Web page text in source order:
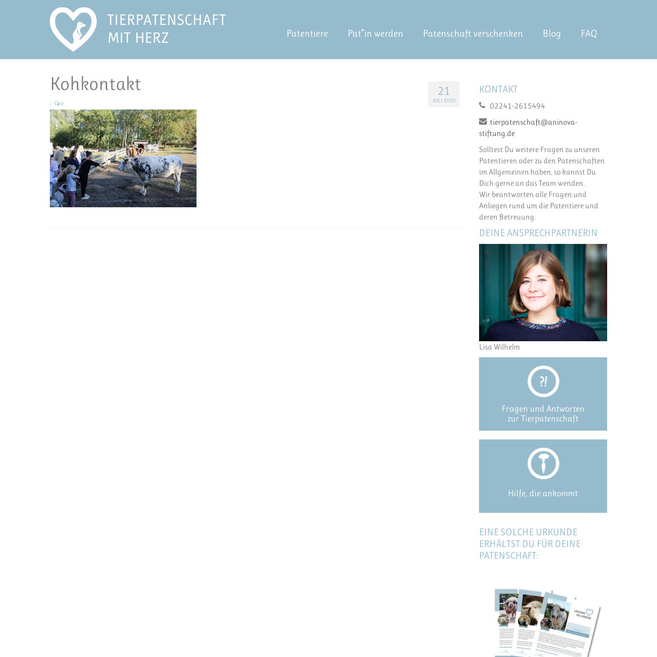
Patentiere Pat*in werden Patenschaft verschenken Blog FAQ
21
JULI 2020
Kohkontakt
0
KONTAKT
02241-2615494
tierpatenschaft@aninova-
stiftung.de
Solltest Du weitere Fragen zu unseren
Patentieren oder zu den Patenschaften
im Allgemeinen haben, so kannst Du
Dich gerne an das Team wenden.
Wir beantworten alle Fragen und
Anliegen rund um die Patentiere und
deren Betreuung.
DEINE ANSPRECHPARTNERIN
Lisa Wilhelm
Fragen und Antworten
zur Tierpatenschaft
Hilfe, die ankommt
EINE SOLCHE URKUNDE
ERHÄLTST DU FÜR DEINE
PATENSCHAFT: